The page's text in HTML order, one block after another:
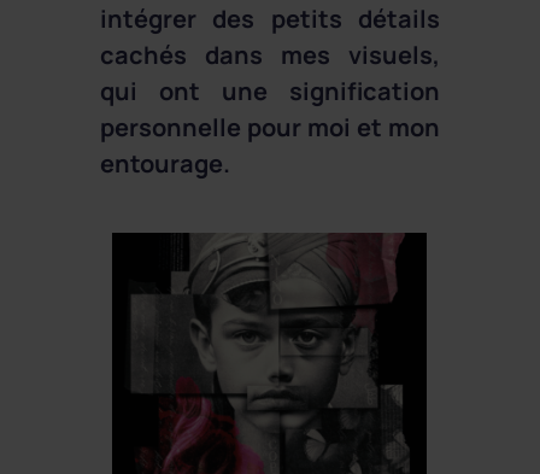
intégrer des petits détails
cachés dans mes visuels,
qui ont une signification
personnelle pour moi et mon
entourage.